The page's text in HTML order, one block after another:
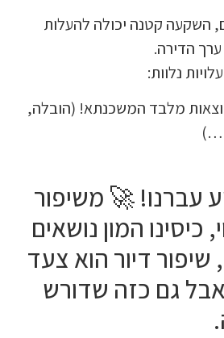
יכולה להעלות
המשכנתא! (הובלה,
🚀 משיפור
המון נושאים
דיור הוא צעד
כזה שדורש